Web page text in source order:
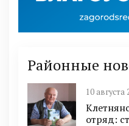
Районные
10 августа
отряд: